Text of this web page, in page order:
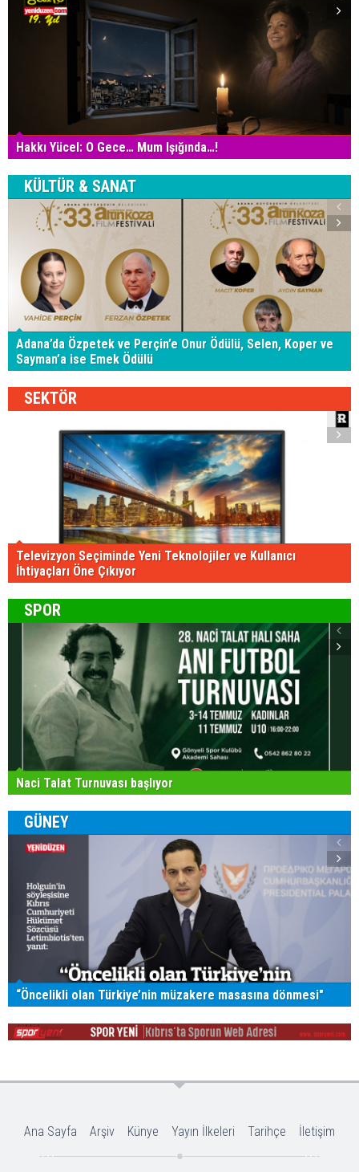
Letimbiotis, BM Genel Sekreteri'nin Kıbrıslı Rum lider
Nikos Hristodulidis ile Kıbrıslı Türk lider Erhürman’la
görüşmesi sonrasında ve adadan ayrılmadan önce
yaptığı açıklamalarda, Bu çabada garantör devletlerin
sahip oldukları role vurgu yaptığını belirtti.
Letimbiotis, Türkiye’nin BM Güvenlik Konseyi’nin
kararlarının belirlediği çerçevenin dışında olduğunun
yıllardır bilindiğini söyledi.
Letimbiotis, Genel Sekreterin planladığı şekilde
çabalamaya ve Holguin’le yakın işbirliği ve
koordinasyon içinde olmaya devam edeceklerini ifade
etti.
Letimbiotis, 26 Ağustos tarihinde liderlerin bir araya
geleceklerini hatırlatarak, liderlerin Güven yaratıcı
önlemlere ilişkin bazı konuları görüşme fırsatı
bulacaklarını vurguladı.
Letimbiotis, “BM Genel Sekreterinin geçiş noktalarına
ilişkin sunduğu ve Hristodulidis’in de kabul ettiği öneri
bilinmektedir. İlerleme sağlanması adına aynı yapıcı
tutumu karşı taraftan da bekliyoruz. Ancak önce
olması gereken, öncelikli olan Türkiye’nin müzakere
masasına dönmesi ve BM çerçevesiyle aynı düzleme
gelmesidir” şeklinde konuştu.
Diğer gazeteler ise konuya ilişkin haberlerini şu
başlıklarla yansıttı:
Politis: “Hükümetten Holguin’in Söyleşisine Yorum –
“Türkiye’nin Müzakerelere Dönmesi Öncelikli”.
Haravgi: “Letimbiotis: Guterres Aracılığıyla Kıbrıs
Sorununda Beklenti”.
Alithia: “Başkanlık Holguin’le De Cephe Açtı –
Letimbioitis Holguin’in Üç Şartına Yanıt Verdi”.
Bu haber toplam 347 defa okunmuştur